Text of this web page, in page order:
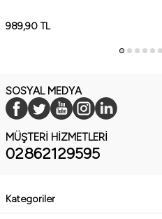
989,90 TL
SOSYAL MEDYA
MÜŞTERI HIZMETLERI
02862129595
Kategoriler